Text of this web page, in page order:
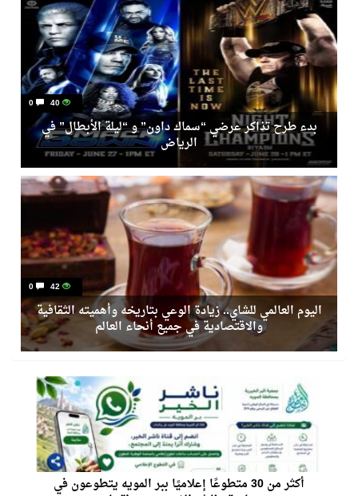
40
بدء طرح تذاكر عرضي “سماك داون” و “ليلة الأبطال” في
الرياض
42
اليوم العالمي للشاي.. زيادة الوعي بتاريخه وأهميته الثقافية
والاقتصادية في جميع أنحاء العالم
أكثر من 30 متطوعًا إعلاميًا ببر المويه يتطوعون في